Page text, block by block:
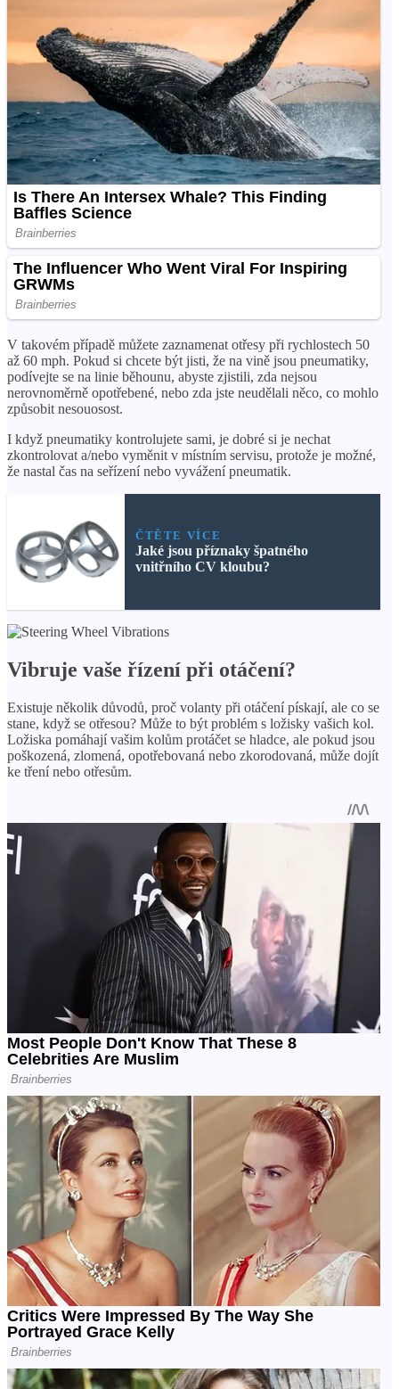
V takovém případě můžete zaznamenat otřesy při rychlostech 50
až 60 mph. Pokud si chcete být jisti, že na vině jsou pneumatiky,
podívejte se na linie běhounu, abyste zjistili, zda nejsou
nerovnoměrně opotřebené, nebo zda jste neudělali něco, co mohlo
způsobit nesouosost.
I když pneumatiky kontrolujete sami, je dobré si je nechat
zkontrolovat a/nebo vyměnit v místním servisu, protože je možné,
že nastal čas na seřízení nebo vyvážení pneumatik.
ČTĚTE VÍCE
Jaké jsou příznaky špatného
vnitřního CV kloubu?
Vibruje vaše řízení při otáčení?
Existuje několik důvodů, proč volanty při otáčení pískají, ale co se
stane, když se otřesou? Může to být problém s ložisky vašich kol.
Ložiska pomáhají vašim kolům protáčet se hladce, ale pokud jsou
poškozená, zlomená, opotřebovaná nebo zkorodovaná, může dojít
ke tření nebo otřesům.